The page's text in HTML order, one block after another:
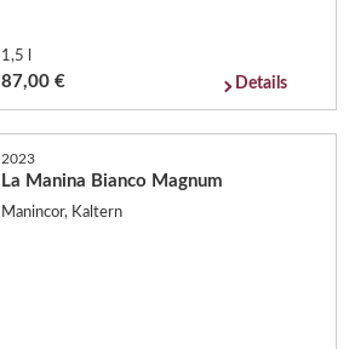
1,5 l
87,00 € Details
2023
La Manina Bianco Magnum
Manincor, Kaltern